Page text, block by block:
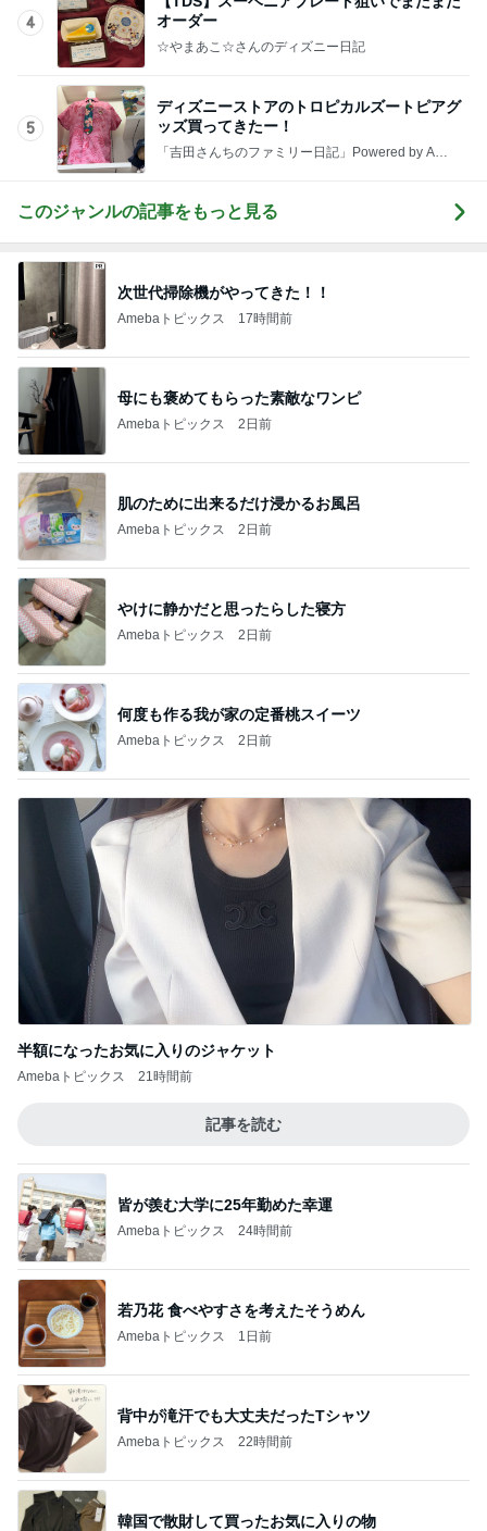
4
オーダー
☆やまあこ☆さんのディズニー日記
5
ディズニーストアのトロピカルズートピアグ
ッズ買ってきたー！
「吉田さんちのファミリー日記」Powered by Ame
このジャンルの記事をもっと見る
次世代掃除機がやってきた！！
Amebaトピックス 17時間前
母にも褒めてもらった素敵なワンピ
Amebaトピックス 2日前
肌のために出来るだけ浸かるお風呂
Amebaトピックス 2日前
やけに静かだと思ったらした寝方
Amebaトピックス 2日前
何度も作る我が家の定番桃スイーツ
Amebaトピックス 2日前
半額になったお気に入りのジャケット
Amebaトピックス 21時間前
記事を読む
皆が羨む大学に25年勤めた幸運
Amebaトピックス 24時間前
若乃花 食べやすさを考えたそうめん
Amebaトピックス 1日前
背中が滝汗でも大丈夫だったTシャツ
Amebaトピックス 22時間前
韓国で散財して買ったお気に入りの物